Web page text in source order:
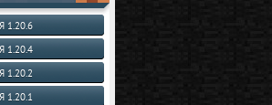
1.20.6
1.20.4
1.20.2
1.20.1